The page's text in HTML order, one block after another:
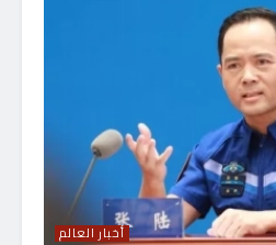
أخبار العالم